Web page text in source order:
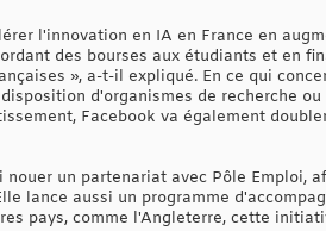
l'innovation en IA en France en
des bourses aux étudiants et en
», a-t-il expliqué. En ce qui
d'organismes de recherche
Facebook va également
un partenariat avec Pôle Emploi,
lance aussi un programme
pays, comme l'Angleterre, cette